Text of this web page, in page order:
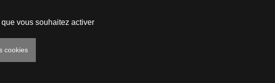
vous souhaitez activer
cookies